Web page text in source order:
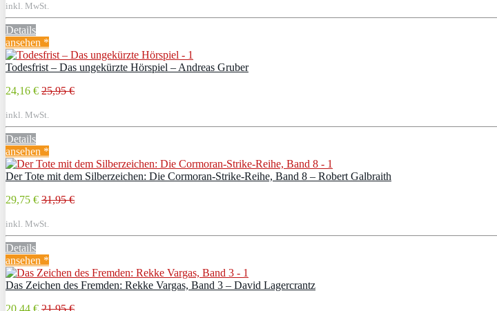
inkl. MwSt.
Details
ansehen *
Todesfrist – Das ungekürzte Hörspiel – Andreas Gruber
24,16 € 25,95 €
inkl. MwSt.
Details
ansehen *
Der Tote mit dem Silberzeichen: Die Cormoran-Strike-Reihe, Band 8 – Robert Galbraith
29,75 € 31,95 €
inkl. MwSt.
Details
ansehen *
Das Zeichen des Fremden: Rekke Vargas, Band 3 – David Lagercrantz